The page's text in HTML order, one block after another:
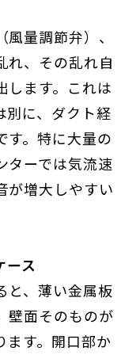
量調節弁）、
れ、その乱れ自
します。これは
別に、ダクト経
す。特に大量の
ターでは気流速
が増大しやすい
ース
と、薄い金属板
壁面そのものが
ます。開口部か